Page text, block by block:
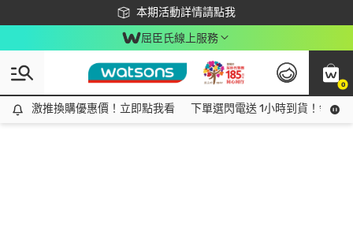
本期活動詳情請點我
下載app最高回饋$350
屈臣氏線上服務
0
激推換購優惠價！立即點我看
激推換購優惠價！立即點我看 下單選閃電送 1小時到貨！領神